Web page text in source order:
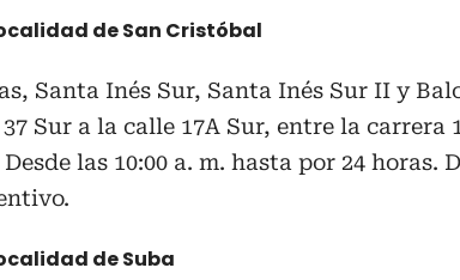
de San Cristóbal
Santa Inés Sur, Santa Inés Sur II y
Sur a la calle 17A Sur, entre la carrera
Desde las 10:00 a. m. hasta por 24
de Suba